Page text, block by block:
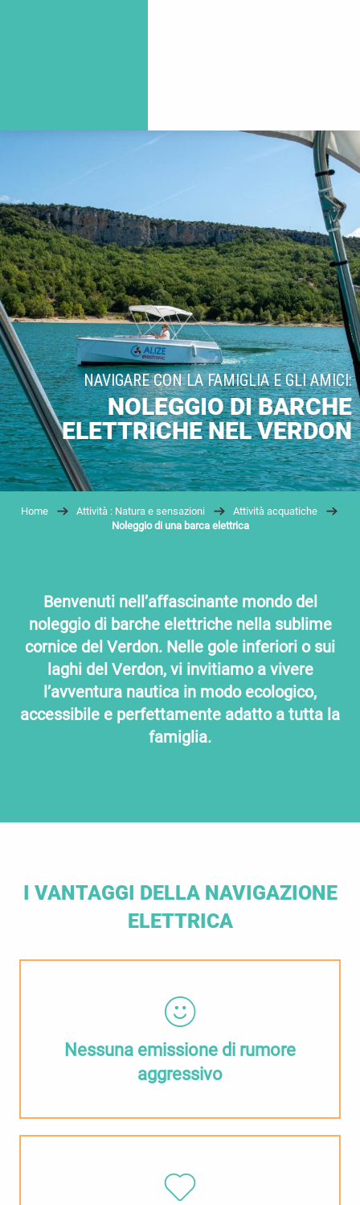
NAVIGARE CON LA FAMIGLIA E GLI AMICI:
NOLEGGIO DI BARCHE
ELETTRICHE NEL VERDON
Home Attività : Natura e sensazioni
Attività acquatiche
Noleggio di una barca elettrica
Benvenuti nell’affascinante mondo del
noleggio di barche elettriche nella sublime
cornice del Verdon. Nelle gole inferiori o sui
laghi del Verdon, vi invitiamo a vivere
l’avventura nautica in modo ecologico,
accessibile e perfettamente adatto a tutta la
famiglia.
I VANTAGGI DELLA NAVIGAZIONE
ELETTRICA
Nessuna emissione di rumore
aggressivo